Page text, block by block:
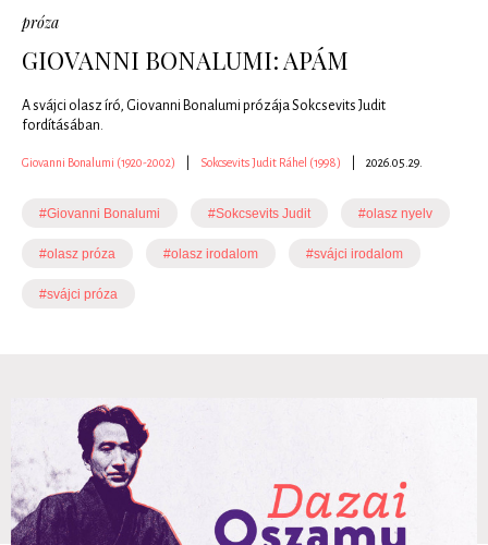
próza
GIOVANNI BONALUMI: APÁM
A svájci olasz író, Giovanni Bonalumi prózája Sokcsevits Judit
fordításában.
Giovanni Bonalumi (1920-2002) Sokcsevits Judit Ráhel (1998) 2026.05.29.
#Giovanni Bonalumi #Sokcsevits Judit #olasz nyelv
#olasz próza #olasz irodalom #svájci irodalom
#svájci próza